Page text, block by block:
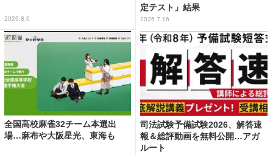
2026.8.6
定テスト」結果
2026.7.16
全国高校麻雀32チーム本選出
場…麻布や大阪星光、東海も
司法試験予備試験2026、解答速
報＆総評動画を無料公開…アガ
ルート